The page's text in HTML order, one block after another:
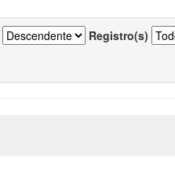
Registro(s)